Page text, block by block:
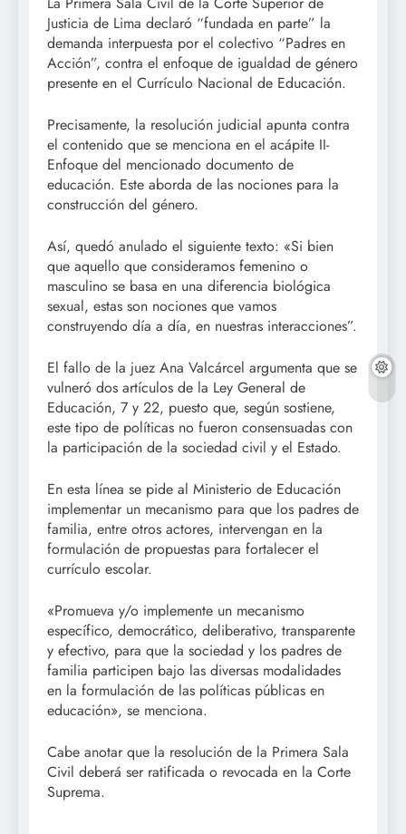
Justicia de Lima declaró “fundada en parte” la
demanda interpuesta por el colectivo “Padres en
Acción”, contra el enfoque de igualdad de género
presente en el Currículo Nacional de Educación.
Precisamente, la resolución judicial apunta contra
el contenido que se menciona en el acápite II-
Enfoque del mencionado documento de
educación. Este aborda de las nociones para la
construcción del género.
Así, quedó anulado el siguiente texto: «Si bien
que aquello que consideramos femenino o
masculino se basa en una diferencia biológica
sexual, estas son nociones que vamos
construyendo día a día, en nuestras interacciones”.
El fallo de la juez Ana Valcárcel argumenta que se
vulneró dos artículos de la Ley General de
Educación, 7 y 22, puesto que, según sostiene,
este tipo de políticas no fueron consensuadas con
la participación de la sociedad civil y el Estado.
En esta línea se pide al Ministerio de Educación
implementar un mecanismo para que los padres de
familia, entre otros actores, intervengan en la
formulación de propuestas para fortalecer el
currículo escolar.
«Promueva y/o implemente un mecanismo
específico, democrático, deliberativo, transparente
y efectivo, para que la sociedad y los padres de
familia participen bajo las diversas modalidades
en la formulación de las políticas públicas en
educación», se menciona.
Cabe anotar que la resolución de la Primera Sala
Civil deberá ser ratificada o revocada en la Corte
Suprema.